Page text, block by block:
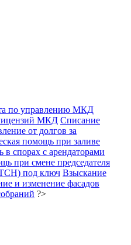
по управлению МКД
МКД Списание
от долгов за
помощь при заливе
спорах с арендаторами
при смене председателя
под ключ Взыскание
и изменение фасадов
?>